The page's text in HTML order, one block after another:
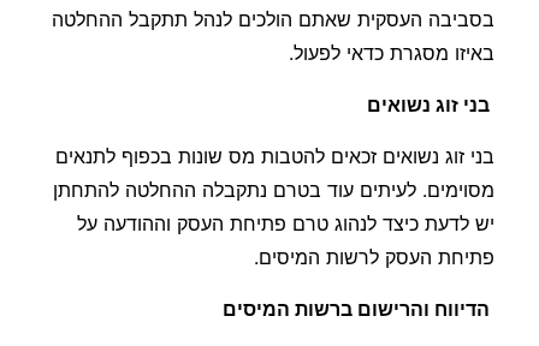
בסביבה העסקית שאתם הולכים לנהל תתקבל ההחלטה
באיזו מסגרת כדאי לפעול.
בני זוג נשואים
בני זוג נשואים זכאים להטבות מס שונות בכפוף לתנאים
מסוימים. לעיתים עוד בטרם נתקבלה ההחלטה להתחתן
יש לדעת כיצד לנהוג טרם פתיחת העסק וההודעה על
פתיחת העסק לרשות המיסים.
הדיווח והרישום ברשות המיסים